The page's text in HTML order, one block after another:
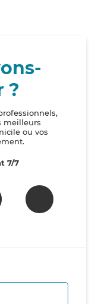
?
meilleurs
ou vos
7/7